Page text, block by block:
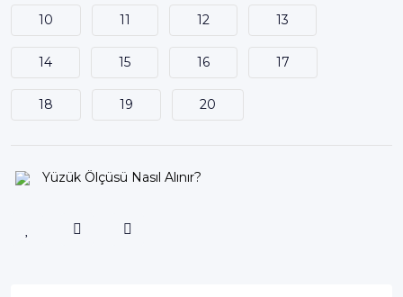
10 11 12 13
14 15 16 17
18 19 20
Yüzük Ölçüsü Nasıl Alınır?